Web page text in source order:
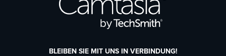
BLEIBEN SIE MIT UNS IN VERBINDUNG!